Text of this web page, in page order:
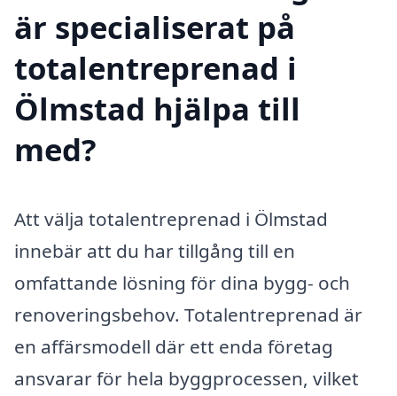
är specialiserat på
totalentreprenad i
Ölmstad hjälpa till
med?
Att välja totalentreprenad i Ölmstad
innebär att du har tillgång till en
omfattande lösning för dina bygg- och
renoveringsbehov. Totalentreprenad är
en affärsmodell där ett enda företag
ansvarar för hela byggprocessen, vilket